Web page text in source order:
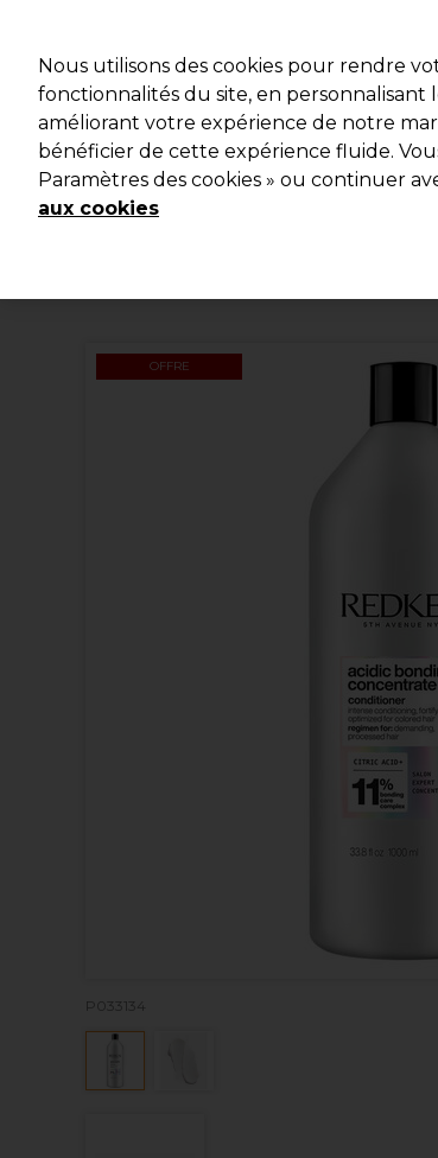
Marques Bons plans Coiffure Electro
Livraison et délais
OFFRE
P033134
Nous utilisons des cookies pour rendre
fonctionnalités du site, en personnalisant
améliorant votre expérience de notre
bénéficier de cette expérience fluide.
Paramètres des cookies » ou continuer
aux cookies